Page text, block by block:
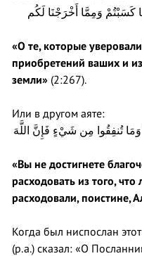
كَسَبْتُمْ وَمِمَّا أَخْرَجْنَا لَكُم
«О те, которые
приобретений ваших и
земли» (2:267).
Или в другом аяте:
وَمَا تُنفِقُوا مِن شَيْءٍ فَإِنَّ اللَّهَ
«Вы не достигнете
расходовать из того,
расходовали, поистине,
Когда был ниспослан
(р.а.) сказал: «О